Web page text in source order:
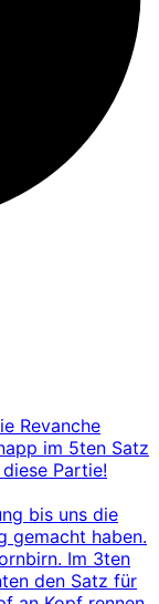
Revanche
im 5ten Satz
Partie!
bis uns die
gemacht haben.
Im 3ten
den Satz für